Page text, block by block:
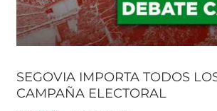
SEGOVIA IMPORTA TODOS
CAMPAÑA ELECTORAL